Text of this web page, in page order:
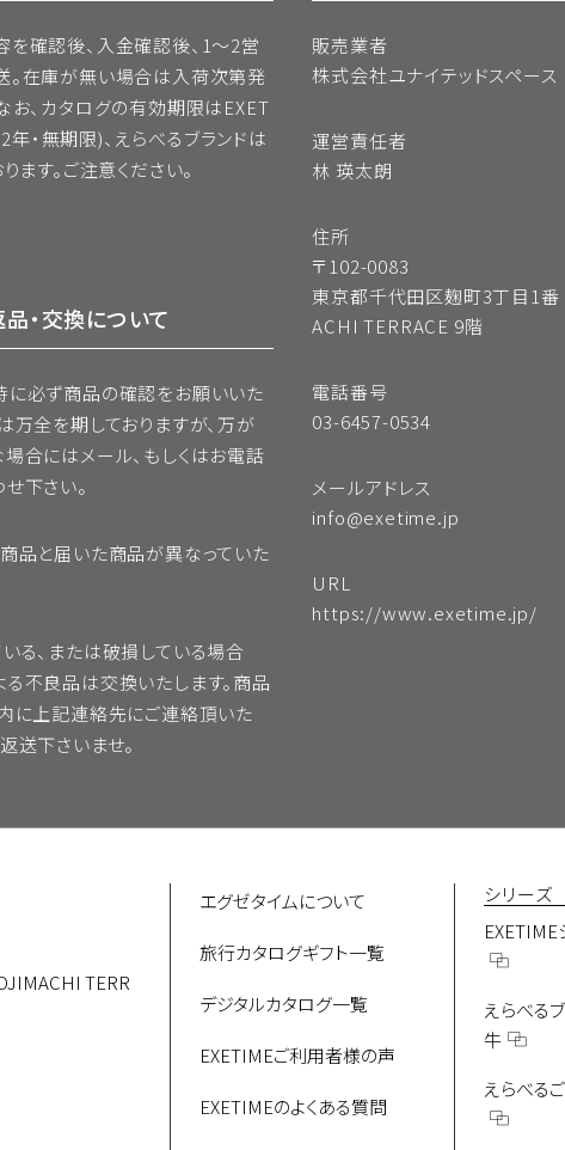
ださい。所定の退会手続の終了後に、退会となります。
販売による代金支払債務を怠ったとき、その他当社が会員とし
できることとします。
が被った損害を賠償する責任を負います。
ページに有害なコンピュータープログラムを送信するなどして、
して開示することはありません。ただし、次の各号の場合には
きるものとします。
unitedspes.co.jp/privacy/
て頂ければ、情報提供を停止します。ただし、本サービス運営
きません。
のため第3者に委託することがあります。
を禁止します。
確認後、入金確認後、1～2営
在庫が無い場合は入荷次第発
お、カタログの有効期限はEXET
・無期限)、えらべるブランドは
ます。ご注意ください。
・交換について
に必ず商品の確認をお願いいた
万全を期しておりますが、万が
合にはメール、もしくはお電話
下さい。
品と届いた商品が異なっていた
る、または破損している場合
る不良品は交換いたします。商品
に上記連絡先にご連絡頂いた
送下さいませ。
販売業者
株式会社ユナイテッドスペース
運営責任者
林 瑛太朗
住所
〒102-0083
東京都千代田区麹町3丁目1
ACHI TERRACE 9階
電話番号
03-6457-0534
メールアドレス
info@exetime.jp
URL
https://www.exetime.jp/
TERR
エグゼタイムについて
旅行カタログギフト一覧
デジタルカタログ一覧
EXETIMEご利用者様の声
EXETIMEのよくある質問
シリーズ
EXETIME
えらべる
牛
えらべる